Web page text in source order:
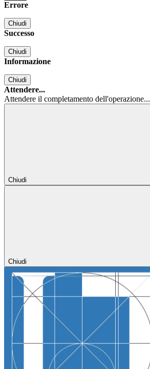
Errore
Chiudi
Successo
Chiudi
Informazione
Chiudi
Attendere...
Attendere il completamento dell'operazione...
Chiudi
Chiudi